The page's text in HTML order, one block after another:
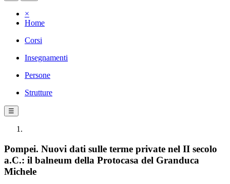
×
Home
Corsi
Insegnamenti
Persone
Strutture
☰
Pompei. Nuovi dati sulle terme private nel II secolo
a.C.: il balneum della Protocasa del Granduca
Michele